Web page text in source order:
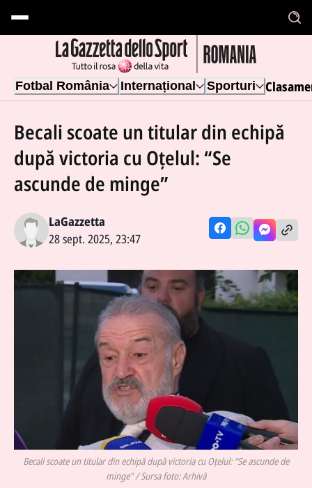
Fotbal România Internațional Sporturi
Becali scoate un titular din echipă
după victoria cu Oțelul: “Se
ascunde de minge”
LaGazzetta
28 sept. 2025, 23:47
Becali scoate un titular din echipă după victoria cu Oțelul: “Se ascunde de
minge” / Sursa foto: Arhivă